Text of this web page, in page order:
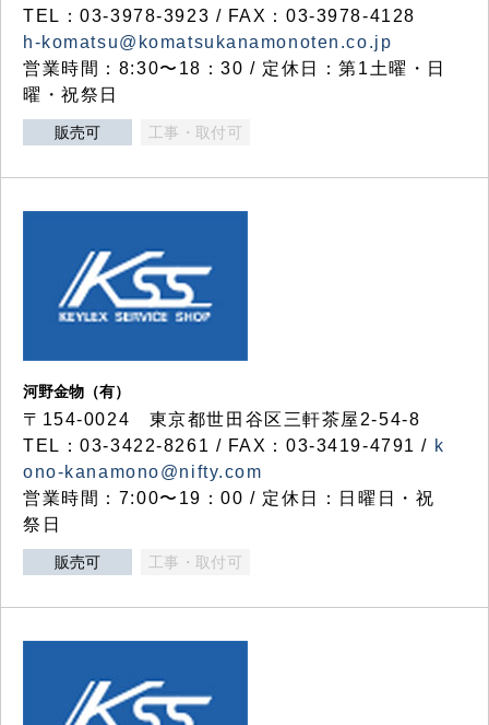
TEL：03-3978-3923 / FAX：03-3978-4128
h-komatsu@komatsukanamonoten.co.jp
営業時間：8:30〜18：30 / 定休日：第1土曜・日
曜・祝祭日
販売可 工事・取付可
河野金物（有）
〒154-0024 東京都世田谷区三軒茶屋2-54-8
TEL：03-3422-8261 / FAX：03-3419-4791 / k
ono-kanamono@nifty.com
営業時間：7:00〜19：00 / 定休日：日曜日・祝
祭日
販売可 工事・取付可